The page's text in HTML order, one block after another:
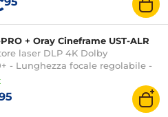
+ Oray Cineframe UST-ALR
laser DLP 4K Dolby
- Lunghezza focale regolabile -
Fi/Bluetooth/AirPlay2 - HDMI 2.1 -
2 x 10 Watt soundbar Dolby Atmos
da 100" su cornice per proiettore